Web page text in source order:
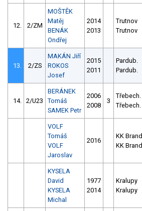
12. 2/ZM
MOŠTĚK
Matěj
BENÁK
Ondřej
2014
2013
Trutnov
Trutnov
13. 2/ZS
MAKÁN Jiří
ROKOS
Josef
2015
2011
Pardub.
Pardub.
14. 2/U23
BERÁNEK
Tomáš
SAMEK Petr
2006
2008
3
Třebech.
Třebech.
VOLF
Tomáš
VOLF
Jaroslav
2016
KK Brand
KK Brand
KYSELA
David
KYSELA
Michal
1977
2014
Kralupy
Kralupy